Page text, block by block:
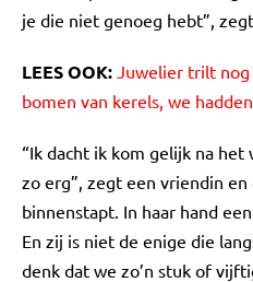
je die niet genoeg hebt”,
LEES OOK: Juwelier trilt nog
bomen van kerels, we
“Ik dacht ik kom gelijk na
zo erg”, zegt een vriendin
binnenstapt. In haar hand
En zij is niet de enige die
denk dat we zo’n stuk of